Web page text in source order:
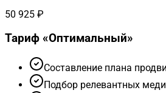
50 925 ₽
Тариф «Оптимальный»
Cоставление плана
Подбор релевантных